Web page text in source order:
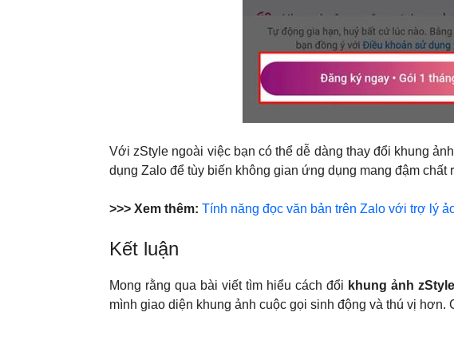
Với zStyle ngoài việc bạn có thể dễ dàng thay đổi khung
dụng Zalo để tùy biến không gian ứng dụng mang đậm chất
>>> Xem thêm: Tính năng đọc văn bản trên Zalo với trợ lý
Kết luận
Mong rằng qua bài viết tìm hiểu cách đổi khung ảnh
mình giao diện khung ảnh cuộc gọi sinh động và thú vị hơn.